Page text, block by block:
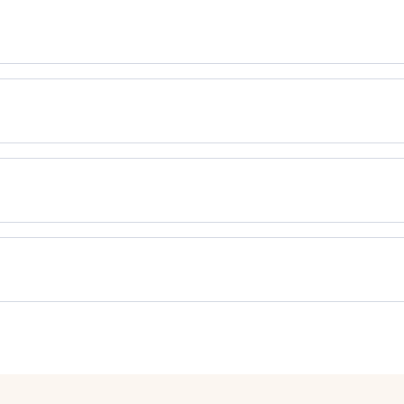
żelowi do golenia Gillette Series z aloesem, który
pieczenie, szczypanie i uczucie ściągnięcia
Series pomaga chronić wrażliwą skórę przed oznakami
Gillette Series pomaga chronić wrażliwą skórę przed
ISOPENTANE, GLYCERYL OLEATE, STEARIC ACID, ISOBUTANE,
BENZYL SALICYLATE, LINALOOL, ALOE BARBADENSIS
GLYCERIDES CITRATE, CI 42053, CI 42090.
Przechowywać z dala od źródeł ciepła, gorących
po zużyciu. Chronić przed światłem słonecznym. Nie
zawartości jest łatwopalne.